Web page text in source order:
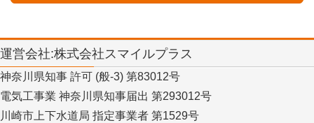
運営会社:株式会社スマイルプラス
神奈川県知事 許可 (般-3) 第83012号
電気工事業 神奈川県知事届出 第293012号
川崎市上下水道局 指定事業者 第1529号